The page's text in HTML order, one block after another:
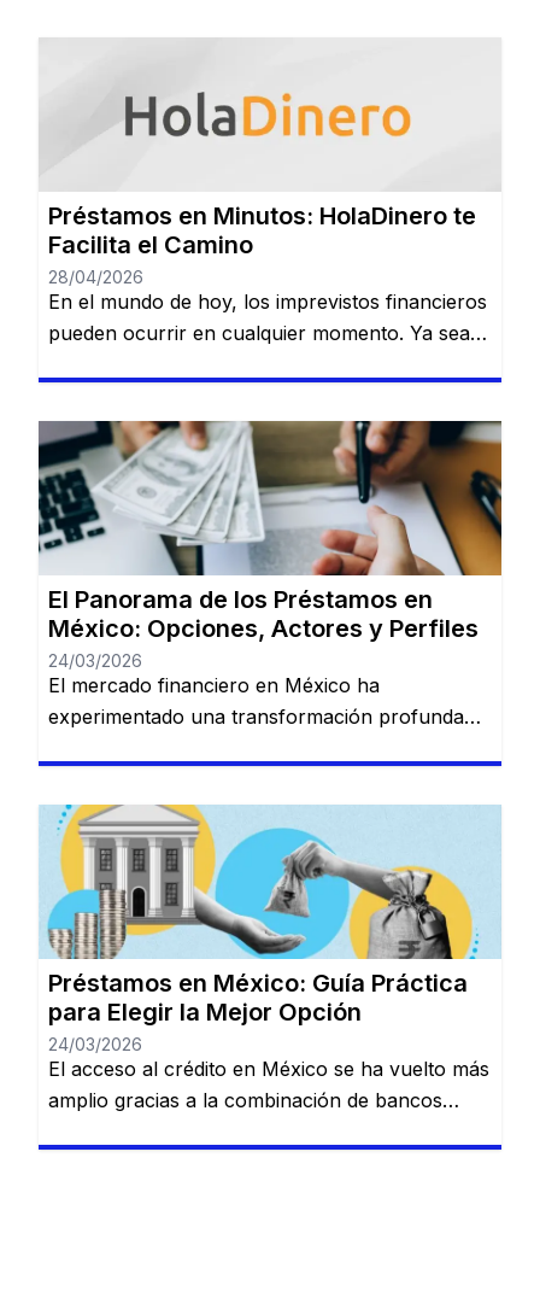
Préstamos en Minutos: HolaDinero te
Facilita el Camino
28/04/2026
En el mundo de hoy, los imprevistos financieros
pueden ocurrir en cualquier momento. Ya sea
inversión importante, contar con una opción
confiable de financiamiento es esencial. Serás
redirigido a otro sitio web. HolaDinero se
presenta como una plataforma de préstamos
en línea […]
El Panorama de los Préstamos en
México: Opciones, Actores y Perfiles
24/03/2026
El mercado financiero en México ha
experimentado una transformación profunda
plataformas digitales (Fintech) ha creado un
ecosistema donde prácticamente cualquier perfil
de usuario puede encontrar una solución de
financiamiento, siempre que comprenda las
reglas del juego crediticio local. 1. […]
Préstamos en México: Guía Práctica
para Elegir la Mejor Opción
24/03/2026
El acceso al crédito en México se ha vuelto más
amplio gracias a la combinación de bancos